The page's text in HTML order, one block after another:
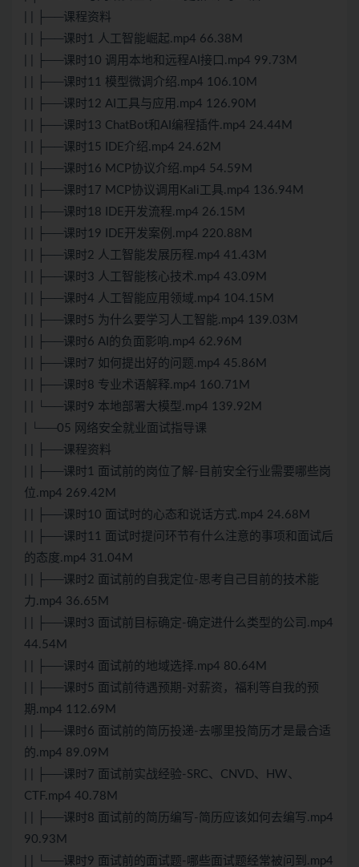
| | ├──课程资料
| | ├──课时1 人工智能崛起.mp4 66.38M
| | ├──课时10 调用本地和远程AI接口.mp4 99.73M
| | ├──课时11 模型微调介绍.mp4 106.10M
| | ├──课时12 AI工具与应用.mp4 126.90M
| | ├──课时13 ChatBot和AI编程插件.mp4 24.44M
| | ├──课时15 IDE介绍.mp4 24.62M
| | ├──课时16 MCP协议介绍.mp4 54.59M
| | ├──课时17 MCP协议调用Kali工具.mp4 136.94M
| | ├──课时18 IDE开发流程.mp4 26.15M
| | ├──课时19 IDE开发案例.mp4 220.88M
| | ├──课时2 人工智能发展历程.mp4 41.43M
| | ├──课时3 人工智能核心技术.mp4 43.09M
| | ├──课时4 人工智能应用领域.mp4 104.15M
| | ├──课时5 为什么要学习人工智能.mp4 139.03M
| | ├──课时6 AI的负面影响.mp4 62.96M
| | ├──课时7 如何提出好的问题.mp4 45.86M
| | ├──课时8 专业术语解释.mp4 160.71M
| | └──课时9 本地部署大模型.mp4 139.92M
| └──05 网络安全就业面试指导课
| | ├──课程资料
| | ├──课时1 面试前的岗位了解-目前安全行业需要哪些岗
位.mp4 269.42M
| | ├──课时10 面试时的心态和说话方式.mp4 24.68M
| | ├──课时11 面试时提问环节有什么注意的事项和面试后
的态度.mp4 31.04M
| | ├──课时2 面试前的自我定位-思考自己目前的技术能
力.mp4 36.65M
| | ├──课时3 面试前目标确定-确定进什么类型的公司.mp4
44.54M
| | ├──课时4 面试前的地域选择.mp4 80.64M
| | ├──课时5 面试前待遇预期-对薪资，福利等自我的预
期.mp4 112.69M
| | ├──课时6 面试前的简历投递-去哪里投简历才是最合适
的.mp4 89.09M
| | ├──课时7 面试前实战经验-SRC、CNVD、HW、
CTF.mp4 40.78M
| | ├──课时8 面试前的简历编写-简历应该如何去编写.mp4
90.93M
| | └──课时9 面试前的面试题-哪些面试题经常被问到.mp4